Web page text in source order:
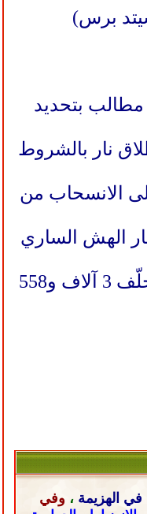
برس)
مطالب بتحديد
نار بالشروط
على الانسحاب من
الهش الساري
، تشن إسرائيل -منذ 2 مارس/آذار الماضي- عدوانا موسعا على لبنان، خلّف 3 آلاف و558
في الهزيمة ، وفي